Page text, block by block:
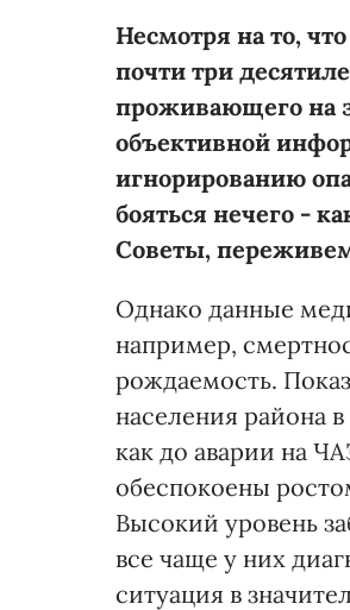
Несмотря на то,
почти три
проживающего на
объективной
игнорированию
бояться нечего -
Советы,
Однако данные
например,
рождаемость.
населения района
как до аварии на
обеспокоены
Высокий уровень
все чаще у них
ситуация в